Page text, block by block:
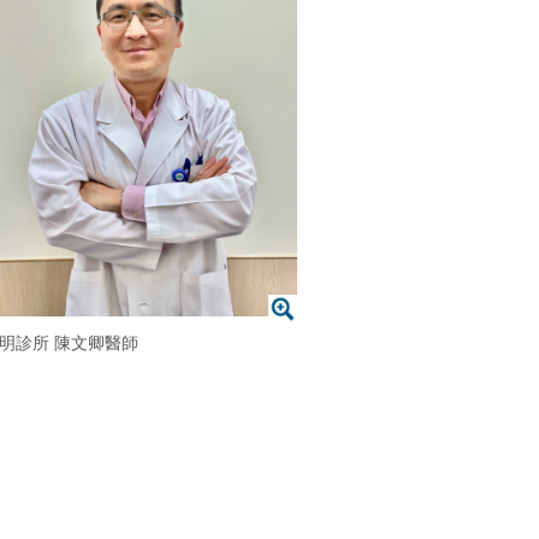
診所 陳文卿醫師